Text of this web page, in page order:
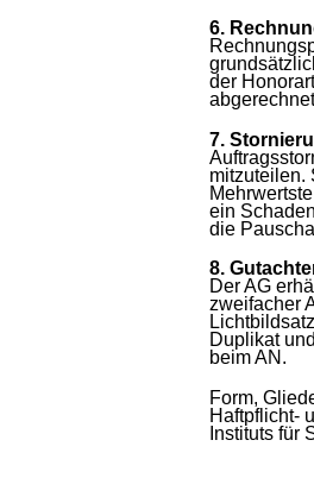
6.
der
7.
mitzuteilen.
ein
die
8.
Der AG
zweifacher
Duplikat
beim AN.
Form,
Haftpflicht-
Instituts für